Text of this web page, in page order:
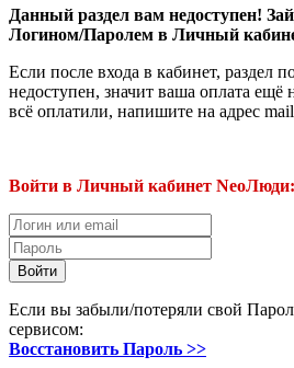
Данный раздел вам недоступен!
Логином/Паролем в Личный
Если после входа в кабинет, раздел
недоступен, значит ваша оплата
всё оплатили, напишите на адрес
Войти в Личный кабинет NeoЛюди:
Если вы забыли/потеряли свой
сервисом:
Восстановить Пароль >>